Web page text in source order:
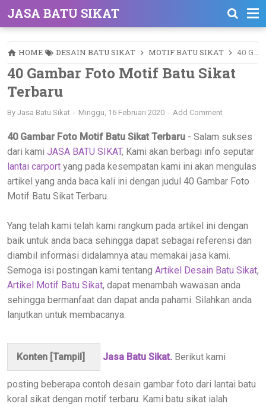
JASA BATU SIKAT
HOME DESAIN BATU SIKAT MOTIF BATU SIKAT 40 GAMBAR FOTO MOTIF BATU SIKAT TERBARU
40 Gambar Foto Motif Batu Sikat
Terbaru
By Jasa Batu Sikat Minggu, 16 Februari 2020 Add Comment
40 Gambar Foto Motif Batu Sikat Terbaru - Salam sukses
dari kami JASA BATU SIKAT, Kami akan berbagi info seputar
lantai carport yang pada kesempatan kami ini akan mengulas
artikel yang anda baca kali ini dengan judul 40 Gambar Foto
Motif Batu Sikat Terbaru.
Yang telah kami telah kami rangkum pada artikel ini dengan
baik untuk anda baca sehingga dapat sebagai referensi dan
diambil informasi didalamnya atau memakai jasa kami.
Semoga isi postingan kami tentang Artikel Desain Batu Sikat,
Artikel Motif Batu Sikat, dapat menambah wawasan anda
sehingga bermanfaat dan dapat anda pahami. Silahkan anda
lanjutkan untuk membacanya.
Konten [Tampil] Jasa Batu Sikat. Berikut kami
posting beberapa contoh desain gambar foto dari lantai batu
koral sikat dengan motif terbaru. Kami batu sikat ialah